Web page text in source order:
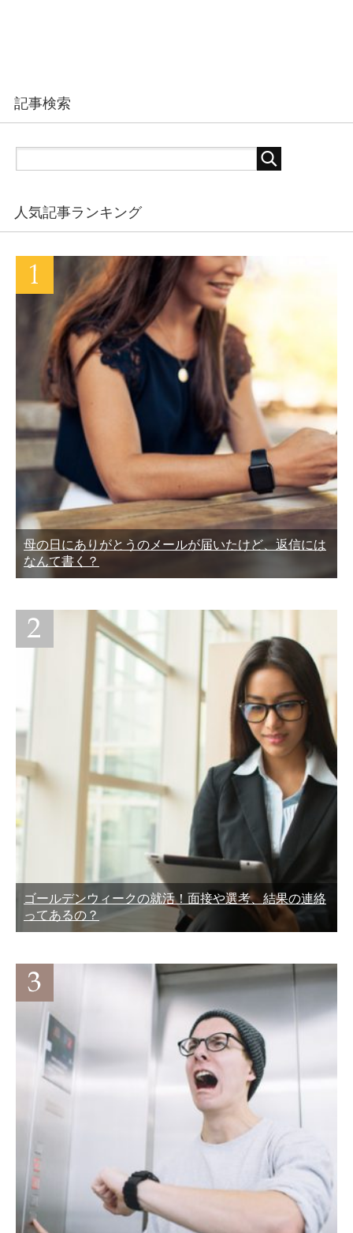
記事検索
人気記事ランキング
母の日にありがとうのメールが届いたけど、返信には
なんて書く？
ゴールデンウィークの就活！面接や選考、結果の連絡
ってあるの？